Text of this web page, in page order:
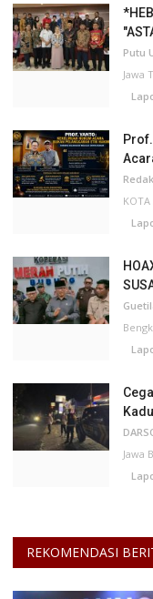
Putu
Jawa
KOTA
Jawa
REKOMENDASI